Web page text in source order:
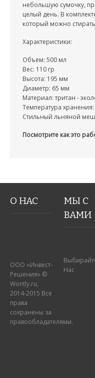
небольшую сумочку,
целый день. В
который можно
Характеристики:
Объем: 500 мл
Вес: 110 гр
Высота: 195 мм
Диаметр: 65 мм
Материал: тритан -
Температура хранения:
Стильный льняной
Посмотрите как это
О НАС
ООО «Инвест-
Решения» ©
Wontly.ru,
2014-2015 Все
права
сохранены за
правообладателями.
МЫ С
ВАМИ
Нас